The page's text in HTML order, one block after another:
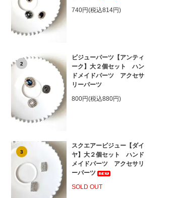
740円(税込814円)
2
ビジューパーツ【アンティ
ーク】大２個セット ハン
ドメイドパーツ アクセサ
リーパーツ
800円(税込880円)
3
スクエアービジュー【ダイ
ヤ】大２個セット ハンド
メイドパーツ アクセサリ
ーパーツ
SOLD OUT